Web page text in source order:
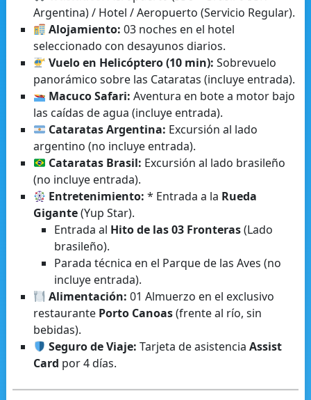
Argentina) / Hotel / Aeropuerto (Servicio Regular).
Alojamiento: 03 noches en el hotel
seleccionado con desayunos diarios.
Vuelo en Helicóptero (10 min): Sobrevuelo
panorámico sobre las Cataratas (incluye entrada).
Macuco Safari: Aventura en bote a motor bajo
las caídas de agua (incluye entrada).
Cataratas Argentina: Excursión al lado
argentino (no incluye entrada).
Cataratas Brasil: Excursión al lado brasileño
(no incluye entrada).
Entretenimiento: * Entrada a la Rueda
Gigante(Yup Star).
Entrada al Hito de las 03 Fronteras(Lado
brasileño).
Parada técnica en el Parque de las Aves (no
incluye entrada).
Alimentación: 01 Almuerzo en el exclusivo
restaurante Porto Canoas(frente al río, sin
bebidas).
Seguro de Viaje: Tarjeta de asistenciaAssist
Card por 4 días.